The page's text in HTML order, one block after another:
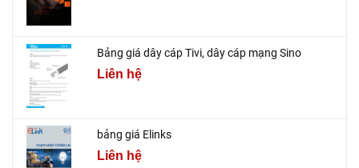
Bảng giá dây cáp Tivi, dây cáp mạng Sino
Liên hệ
bảng giá Elinks
Liên hệ